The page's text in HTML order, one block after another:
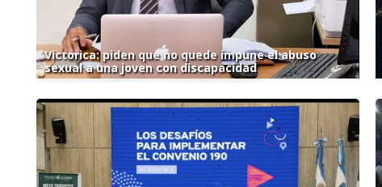
Victorica: piden que no quede impune el abuso
sexual a una joven con discapacidad